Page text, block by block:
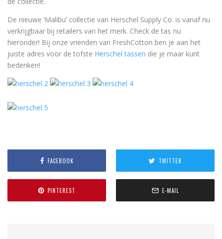
De nieuwe ‘Malibu’ collectie van Herschel Supply Co. is vanaf nu
verkrijgbaar bij retailers van het merk. Check de tas nu
hieronder! Bij onze vrienden van FreshCotton ben je aan het
juiste adres voor de tofste Herschel tassen die je maar kunt
bedenken!
FACEBOOK TWITTER
PINTEREST E-MAIL